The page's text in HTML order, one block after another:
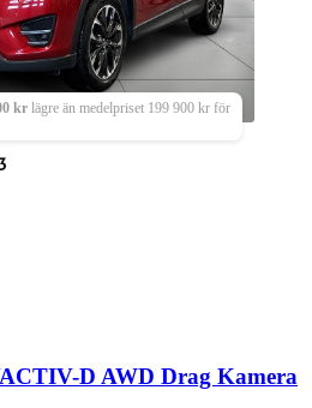
kr lägre än medelpriset 199 900 kr för
D AWD Drag Kamera